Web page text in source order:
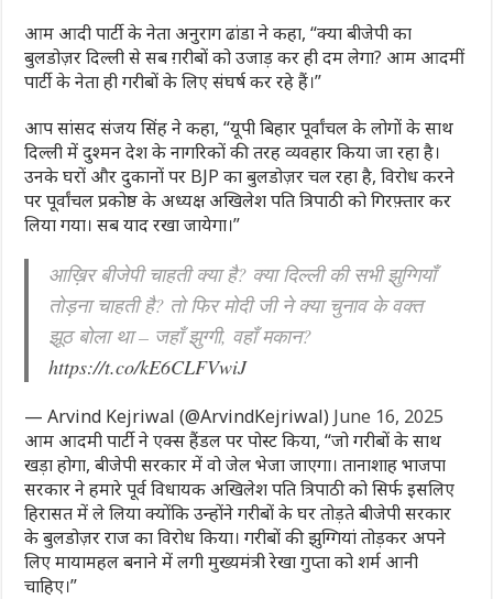
आम आदी पार्टी के नेता अनुराग ढांडा ने कहा, “क्या बीजेपी का
बुलडोज़र दिल्ली से सब ग़रीबों को उजाड़ कर ही दम लेगा? आम आदमीं
पार्टी के नेता ही गरीबों के लिए संघर्ष कर रहे हैं।”
आप सांसद संजय सिंह ने कहा, “यूपी बिहार पूर्वांचल के लोगों के साथ
दिल्ली में दुश्मन देश के नागरिकों की तरह व्यवहार किया जा रहा है।
उनके घरों और दुकानों पर BJP का बुलडोज़र चल रहा है, विरोध करने
पर पूर्वांचल प्रकोष्ठ के अध्यक्ष अखिलेश पति त्रिपाठी को गिरफ़्तार कर
लिया गया। सब याद रखा जायेगा।”
आख़िर बीजेपी चाहती क्या है? क्या दिल्ली की सभी झुग्गियाँ
तोड़ना चाहती है? तो फिर मोदी जी ने क्या चुनाव के वक्त
झूठ बोला था – जहाँ झुग्गी, वहाँ मकान?
https://t.co/kE6CLFVwiJ
— Arvind Kejriwal (@ArvindKejriwal) June 16, 2025
आम आदमी पार्टी ने एक्स हैंडल पर पोस्ट किया, “जो गरीबों के साथ
खड़ा होगा, बीजेपी सरकार में वो जेल भेजा जाएगा। तानाशाह भाजपा
सरकार ने हमारे पूर्व विधायक अखिलेश पति त्रिपाठी को सिर्फ इसलिए
हिरासत में ले लिया क्योंकि उन्होंने गरीबों के घर तोड़ते बीजेपी सरकार
के बुलडोज़र राज का विरोध किया। गरीबों की झुग्गियां तोड़कर अपने
लिए मायामहल बनाने में लगी मुख्यमंत्री रेखा गुप्ता को शर्म आनी
चाहिए।”